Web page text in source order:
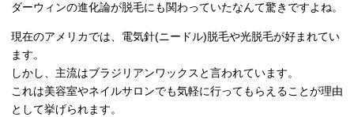
ダーウィンの進化論が脱毛にも関わっていたなんて驚きですよね。
現在のアメリカでは、電気針(ニードル)脱毛や光脱毛が好まれてい
ます。
しかし、主流はブラジリアンワックスと言われています。
これは美容室やネイルサロンでも気軽に行ってもらえることが理由
として挙げられます。